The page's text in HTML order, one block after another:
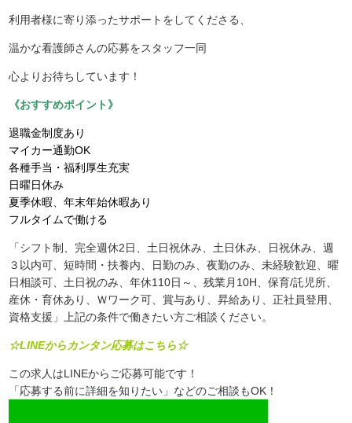
利用者様に寄り添ったサポートをしてくださる、
温かな看護師さんの応募をスタッフ一同
心よりお待ちしています！
《おすすめポイント》
退職金制度あり
マイカー通勤OK
各種手当・福利厚生充実
日曜日休み
夏季休暇、年末年始休暇あり
フルタイムで働ける
「シフト制、完全週休2日、土日祝休み、土日休み、日祝休み、週
３以内可、短時間・扶養内、日勤のみ、夜勤のみ、未経験歓迎、曜
日相談可、土日祝のみ、年休110日～、残業月10H、保育/託児所、
産休・育休あり、Ｗワーク可、賞与あり、昇給あり、正社員登用、
資格支援」上記の条件で働きたい方ご相談ください。
☆LINEからカンタン応募はこちら☆
この求人はLINEからご応募可能です！
「応募する前に詳細を知りたい」などのご相談もOK！